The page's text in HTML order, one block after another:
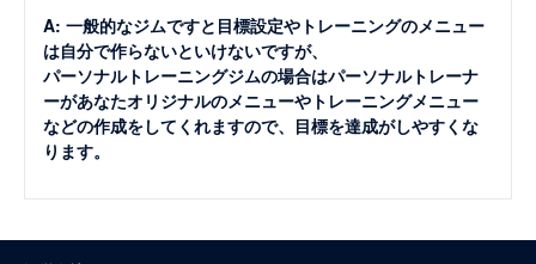
A: 一般的なジムですと目標設定やトレーニングのメニュー
は自分で作らないといけないですが、
パーソナルトレーニングジムの場合はパーソナルトレーナ
ーがあなたオリジナルのメニューやトレーニングメニュー
などの作成をしてくれますので、目標を達成がしやすくな
ります。